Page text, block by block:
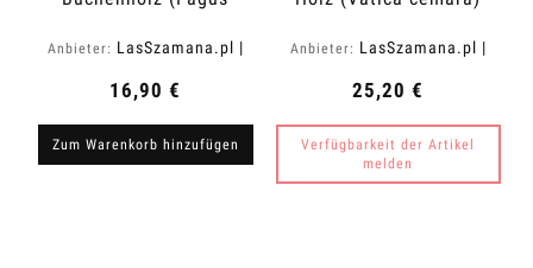
Anbieter: LasSzamana.pl |
16,90 €
Zum Warenkorb hinzufügen
Anbieter: LasSzamana.pl |
25,20 €
Verfügbarkeit der Artikel
melden